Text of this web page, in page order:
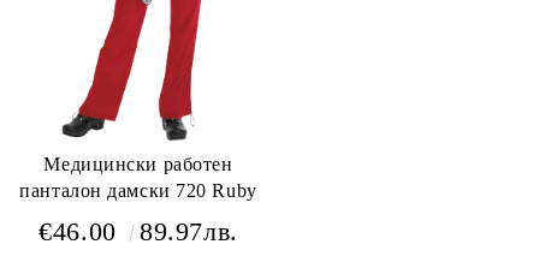
Медицински работен
панталон дамски 720 Ruby
€46.00 89.97лв.